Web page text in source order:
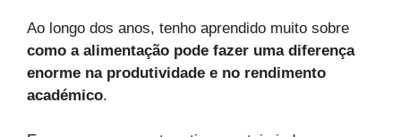
Ao longo dos anos, tenho aprendido muito sobre
como a alimentação pode fazer uma diferença
enorme na produtividade e no rendimento
académico.